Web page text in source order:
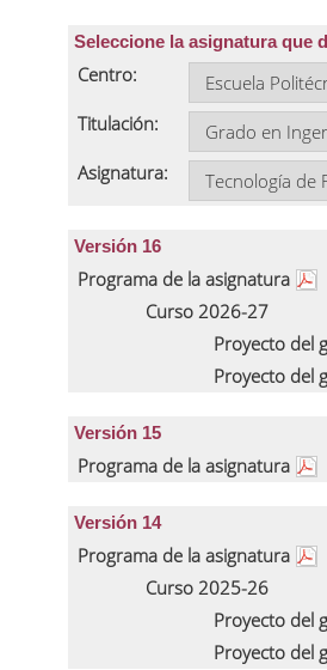
Seleccione la asignatura que
Centro:
Titulación:
Asignatura:
Versión 16
Programa de la asignatura
Curso 2026-27
Proyecto del
Proyecto del
Versión 15
Programa de la asignatura
Versión 14
Programa de la asignatura
Curso 2025-26
Proyecto del
Proyecto del